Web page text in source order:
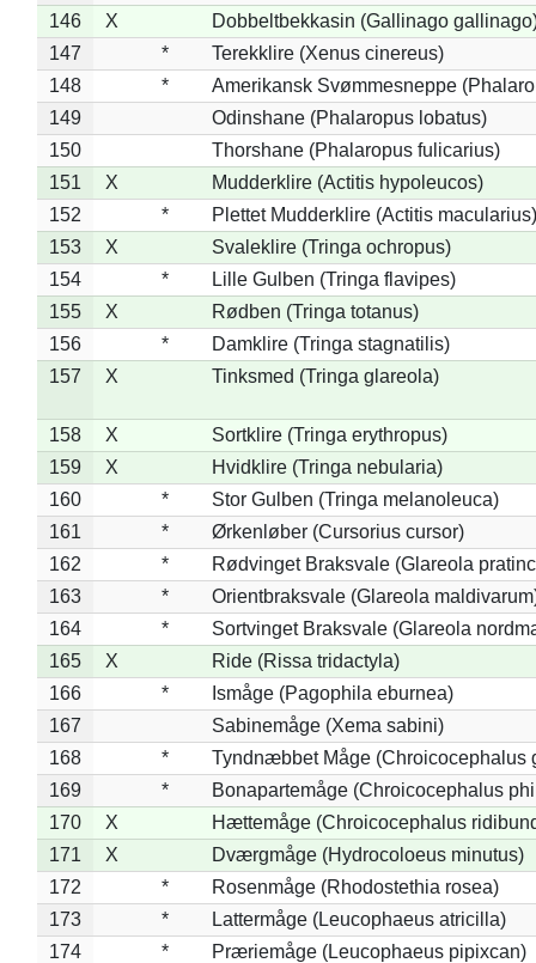
146
X
Dobbeltbekkasin (Gallinago
147
*
Terekklire (Xenus cinereus)
148
*
Amerikansk Svømmesneppe
149
Odinshane (Phalaropus lobatus)
150
Thorshane (Phalaropus fulicarius)
151
X
Mudderklire (Actitis hypoleucos)
152
*
Plettet Mudderklire (Actitis macularius)
153
X
Svaleklire (Tringa ochropus)
154
*
Lille Gulben (Tringa flavipes)
155
X
Rødben (Tringa totanus)
156
*
Damklire (Tringa stagnatilis)
157
X Tinksmed (Tringa glareola)
158 X
Sortklire (Tringa erythropus)
159
X
Hvidklire (Tringa nebularia)
160
*
Stor Gulben (Tringa melanoleuca)
161
*
Ørkenløber (Cursorius cursor)
162
*
Rødvinget Braksvale (Glareola
163
*
Orientbraksvale (Glareola
164
*
Sortvinget Braksvale (Glareola
165
X
Ride (Rissa tridactyla)
166
*
Ismåge (Pagophila eburnea)
167
Sabinemåge (Xema sabini)
168
*
Tyndnæbbet Måge (Chroicocephalus
169
*
Bonapartemåge (Chroicocephalus
170
X
Hættemåge (Chroicocephalus
171
X
Dværgmåge (Hydrocoloeus minutus)
172
*
Rosenmåge (Rhodostethia rosea)
173
*
Lattermåge (Leucophaeus atricilla)
174
*
Præriemåge (Leucophaeus pipixcan)